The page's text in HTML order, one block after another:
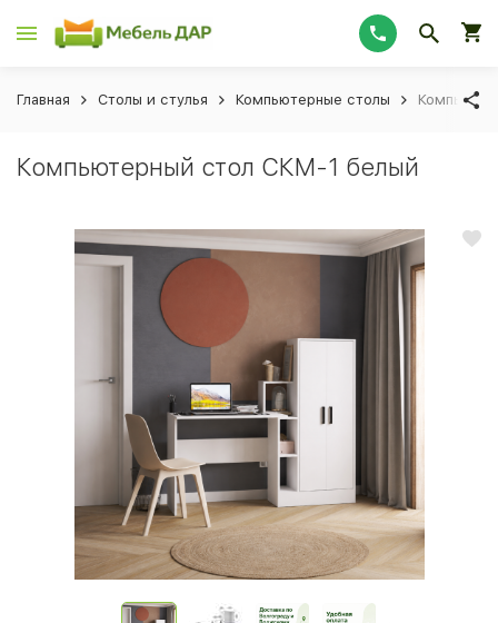
Главная Столы и стулья Компьютерные столы
Компьютерный стол СКМ-1 белый